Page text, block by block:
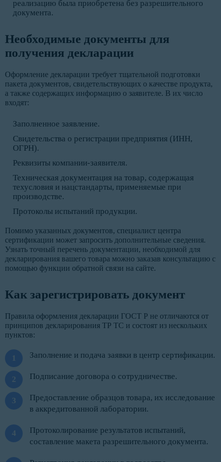
реализацию была приобретена без разрешительного
документа.
Необходимые документы для
получения декларации
Оформление декларации требует тщательной подготовки
пакета документов, свидетельствующих о качестве продукта,
а также содержащих информацию о заявителе. В их число
входят:
Заполненное заявление.
Свидетельства о регистрации предприятия (ИНН,
ОГРН).
Реквизиты компании-заявителя.
Техническая документация на товар, содержащая
техусловия и нацстандарты, применяемые при
производстве.
Протоколы испытаний продукции.
Помимо указанных документов, специалист центра
сертификации может запросить дополнительные сведения.
Узнать точный перечень документации, необходимой для
декларирования вашего товара можно заказав консультацию с
помощью функции обратной связи на сайте.
Как зарегистрировать документ
Правила оформления декларации ГОСТ Р не отличаются от
принципов декларирования ТР ТС и состоят из нескольких
пунктов:
Заполнение и подача заявки в центр сертификации.
Подписание договора о сотрудничестве.
Предоставление образцов товара, их исследование
в аккредитованной лаборатории.
Протоколирование результатов испытаний,
составление макета разрешительного документа.